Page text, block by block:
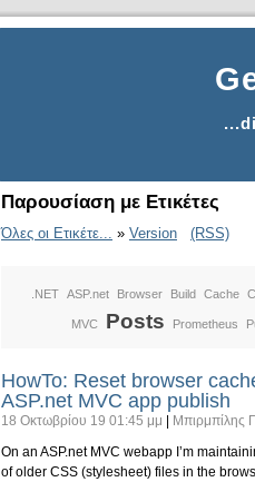
Παρουσίαση με Ετικέτες
Όλες οι Ετικέτε... » Version (RSS)
.NET ASP.net Browser Build Cache
MVC Posts Prometheus
HowTo: Reset browser
ASP.net MVC app publish
18 Οκτωβρίου 19 01:45 μμ Μπιρμπίλης
On an ASP.net MVC webapp I’m
of older CSS (stylesheet) files in the